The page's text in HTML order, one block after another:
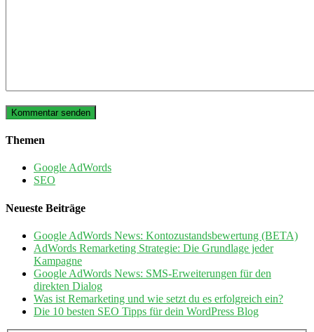
Themen
Google AdWords
SEO
Neueste Beiträge
Google AdWords News: Kontozustandsbewertung (BETA)
AdWords Remarketing Strategie: Die Grundlage jeder
Kampagne
Google AdWords News: SMS-Erweiterungen für den
direkten Dialog
Was ist Remarketing und wie setzt du es erfolgreich ein?
Die 10 besten SEO Tipps für dein WordPress Blog